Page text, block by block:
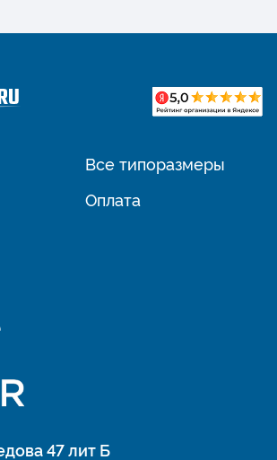
Все типоразмеры
Оплата
47 лит Б